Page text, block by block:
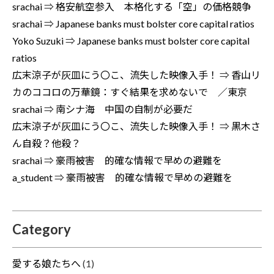
srachai⇒格安航空参入 本格化する「空」の価格競争
srachai⇒ Japanese banks must bolster core capital ratios
Yoko Suzuki⇒ Japanese banks must bolster core capital
ratios
広末涼子が灰皿にう〇こ、流失した映像入手！ ⇒ 香山リ
カのココロの万華鏡：すぐ結果を求めないで ／東京
srachai⇒ 南シナ海 中国の自制が必要だ
広末涼子が灰皿にう〇こ、流失した映像入手！ ⇒ 黒木さ
ん自殺？他殺？
srachai⇒ 豪雨被害 的確な情報で早めの避難を
a_student⇒ 豪雨被害 的確な情報で早めの避難を
Category
愛する娘たちへ (1)